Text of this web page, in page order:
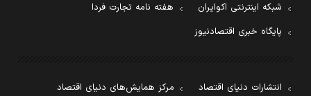
شبکه اینترنتی اکوایران
هفته نامه تجارت فردا
پایگاه خبری اقتصادنیوز
انتشارات دنیای اقتصاد
مرکز همایش‌های دنیای اقتصاد